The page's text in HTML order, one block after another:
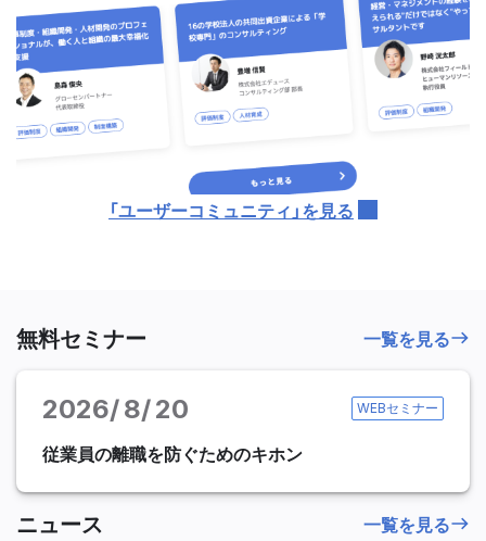
無料セミナー
2026 8 20 WEBセミナー
従業員の離職を防ぐためのキホン
一覧を見る
ニュース 一覧を見る
「ユーザーコミュニティ」を見る